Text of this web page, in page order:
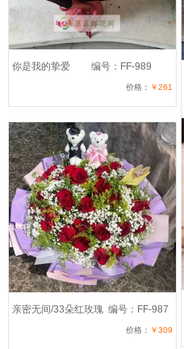
你是我的挚爱 编号：FF-989
价格： ￥261
亲密无间/33朵红玫瑰 编号：FF-987
价格： ￥309